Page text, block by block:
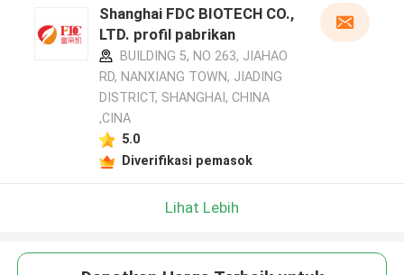
Shanghai FDC BIOTECH CO.,
LTD. profil pabrikan
BUILDING 5, NO 263, JIAHAO
RD, NANXIANG TOWN, JIADING
DISTRICT, SHANGHAI, CHINA
,CINA
5.0
Diverifikasi pemasok
Lihat Lebih